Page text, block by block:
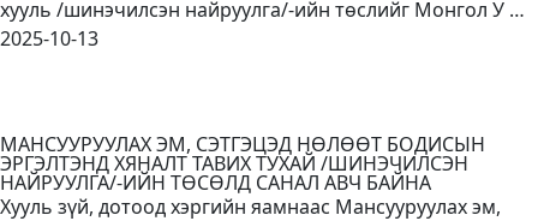
хууль /шинэчилсэн найруулга/-ийн төслийг Монгол У …
2025-10-13
МАНСУУРУУЛАХ ЭМ, СЭТГЭЦЭД НӨЛӨӨТ БОДИСЫН
ЭРГЭЛТЭНД ХЯНАЛТ ТАВИХ ТУХАЙ /ШИНЭЧИЛСЭН
НАЙРУУЛГА/-ИЙН ТӨСӨЛД САНАЛ АВЧ БАЙНА
Хууль зүй, дотоод хэргийн яамнаас Мансууруулах эм,